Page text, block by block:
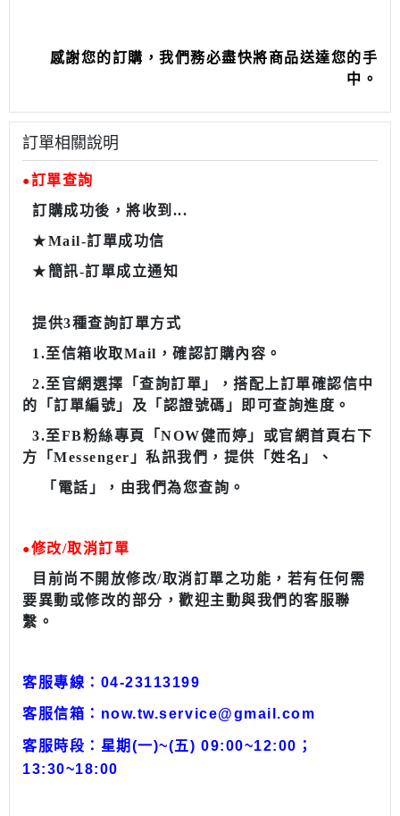
感謝您的訂購，我們務必盡快將商品送達您的手
中。
訂單相關說明
●訂單查詢
訂購成功後，將收到...
★Mail-訂單成功信
★簡訊-訂單成立通知
提供3種查詢訂單方式
1.至信箱收取Mail，確認訂購內容。
2.至官網選擇 「查詢訂單」， 搭配上訂單確認信中
的「訂單編號」及「認證號碼」即可查詢進度。
3.至FB粉絲專頁「NOW健而婷」或官網首頁右下
方「Messenger」私訊我們，提供「姓名」、
「電話」，由我們為您查詢。
●修改/取消訂單
目前尚不開放修改/取消訂單之功能，若有任何需
要異動或修改的部分，歡迎主動與我們的客服聯
繫。
客服專線：04-23113199
客服信箱： now.tw.service@gmail.com
客服時段：星期(一)~(五) 09:00~12:00；
13:30~18:00